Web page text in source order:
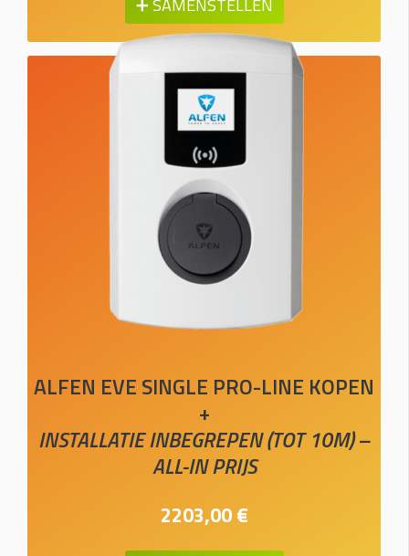
➕ SAMENSTELLEN
ALFEN EVE SINGLE PRO-LINE KOPEN
+
INSTALLATIE INBEGREPEN (TOT 10M) –
ALL-IN PRIJS
2203,00 €